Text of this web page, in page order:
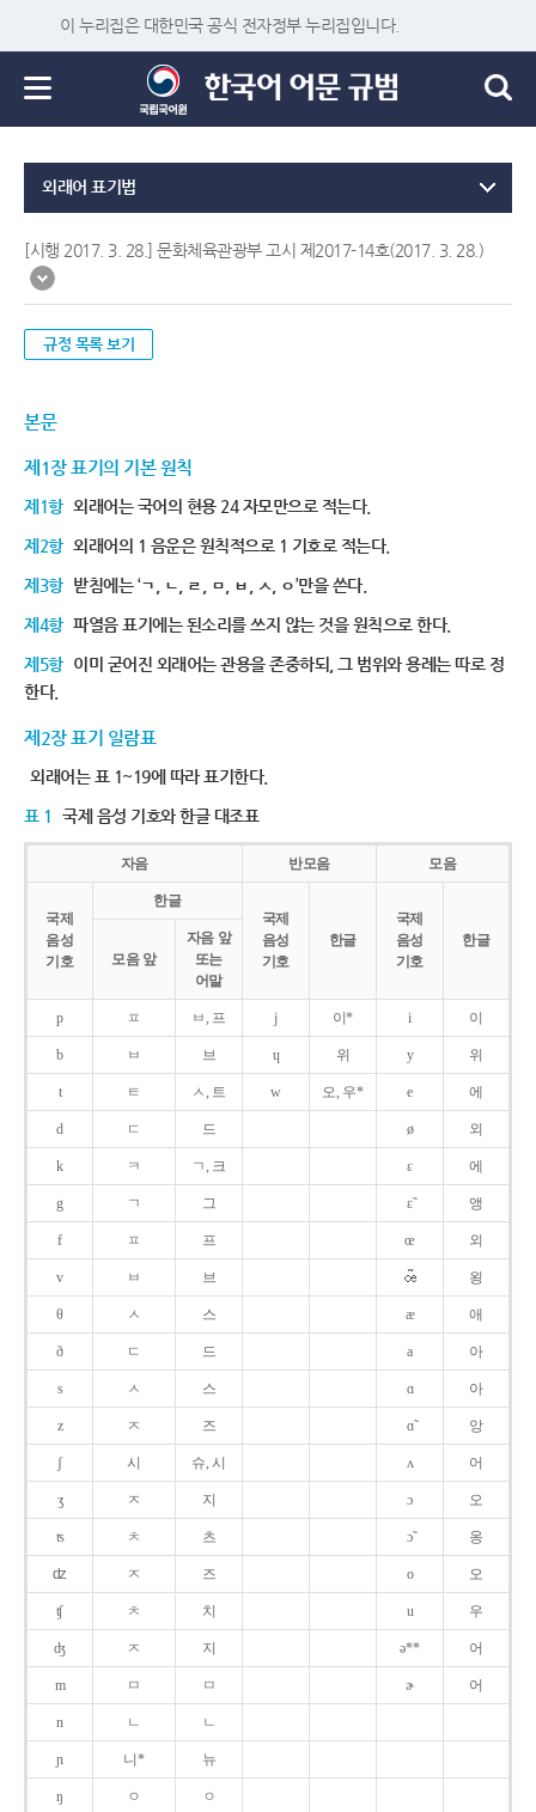
이 누리집은 대한민국 공식 전자정부 누리집입니다.
외래어 표기법
[시행 2017. 3. 28.] 문화체육관광부 고시 제2017-14호(2017. 3. 28.)
규정 목록 보기
본문
제1장 표기의 기본 원칙
제1항 외래어는 국어의 현용 24 자모만으로 적는다.
제2항 외래어의 1 음운은 원칙적으로 1 기호로 적는다.
제3항 받침에는 ‘ㄱ, ㄴ, ㄹ, ㅁ, ㅂ, ㅅ, ㅇ’만을 쓴다.
제4항 파열음 표기에는 된소리를 쓰지 않는 것을 원칙으로 한다.
제5항 이미 굳어진 외래어는 관용을 존중하되, 그 범위와 용례는 따로 정
한다.
제2장 표기 일람표
외래어는 표 1~19에 따라 표기한다.
표 1 국제 음성 기호와 한글 대조표
자음 반모음 모음
국제
음성
기호
한글
국제
음성
기호
한글
국제
음성
기호
한글
모음 앞
자음 앞
또는
어말
p ㅍ ㅂ, 프 j 이* i 이
b ㅂ 브 ɥ 위 y 위
t ㅌ ㅅ, 트 w 오, 우* e 에
d ㄷ 드 ø 외
k ㅋ ㄱ, 크 ɛ 에
g ㄱ 그 ɛ̃ 앵
f ㅍ 프 œ 외
v ㅂ 브 욍
θ ㅅ 스 æ 애
ð ㄷ 드 a 아
s ㅅ 스 ɑ 아
z ㅈ 즈 ɑ̃ 앙
ʃ 시 슈, 시 ʌ 어
ʒ ㅈ 지 ɔ 오
ʦ ㅊ 츠 ɔ̃ 옹
ʣ ㅈ 즈 o 오
ʧ ㅊ 치 u 우
ʤ ㅈ 지 ə** 어
m ㅁ ㅁ ɚ 어
n ㄴ ㄴ
ɲ 니* 뉴
ŋ ㅇ ㅇ